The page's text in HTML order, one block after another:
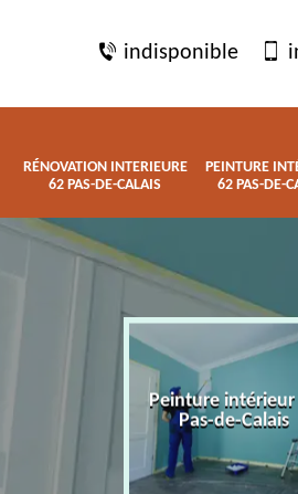
indisponible
RÉNOVATION INTERIEURE
62 PAS-DE-CALAIS
PEINTURE
62 PAS-DE-
Peinture intérieur
Pas-de-Calais